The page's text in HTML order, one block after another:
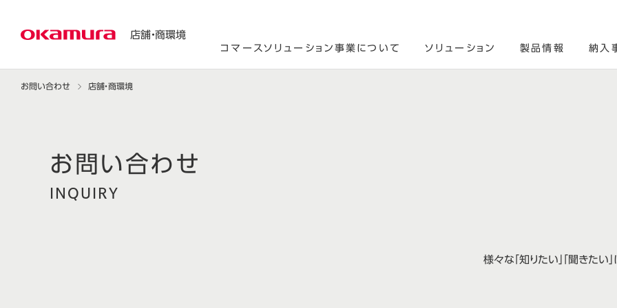
店舗・商環境
コマースソリューション事業について ソリューション 製品情報 納入
お問い合わせ 店舗・商環境
INQUIRY
様々な「知りたい」「聞きたい